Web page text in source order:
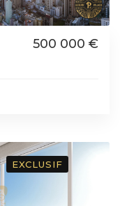
500 000 €
EXCLUSIF